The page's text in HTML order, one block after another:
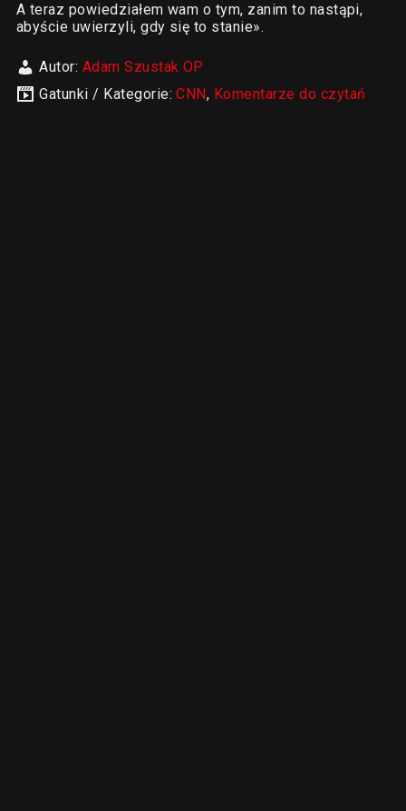
A teraz powiedziałem wam o tym, zanim to nastąpi,
abyście uwierzyli, gdy się to stanie».
Autor: Adam Szustak OP
Gatunki / Kategorie:CNN, Komentarze do czytań